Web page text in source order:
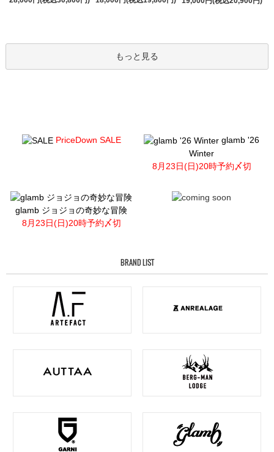
もっと見る
PriceDown SALE
glamb '26
Winter
8月23日(日)20時予約〆切
glamb ジョジョの奇妙な冒険
8月23日(日)20時予約〆切
BRAND LIST